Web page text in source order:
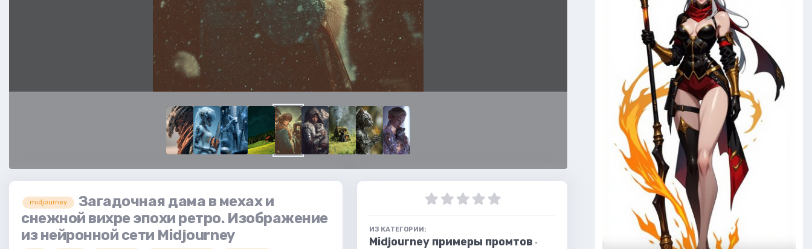
midjourney
Загадочная дама в мехах и
снежной вихре эпохи ретро. Изображение
из нейронной сети Midjourney
ИЗ КАТЕГОРИИ:
Midjourney примеры промтов ·